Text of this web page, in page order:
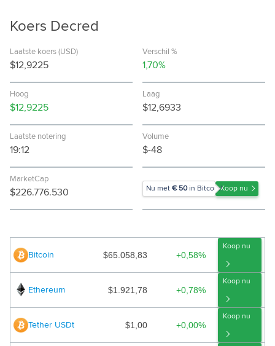
Koers Decred
Laatste koers (USD)
$12,9225
Verschil %
1,70%
Hoog
$12,9225
Laag
$12,6933
Laatste notering
19:12
Volume
$-48
MarketCap
$226.776.530 Nu met€ 50in Bitcoin!Koop nu
Bitcoin $65.058,83 +0,58%
Koop nu
Ethereum $1.921,78 +0,78%
Koop nu
Tether USDt $1,00 +0,00%
Koop nu